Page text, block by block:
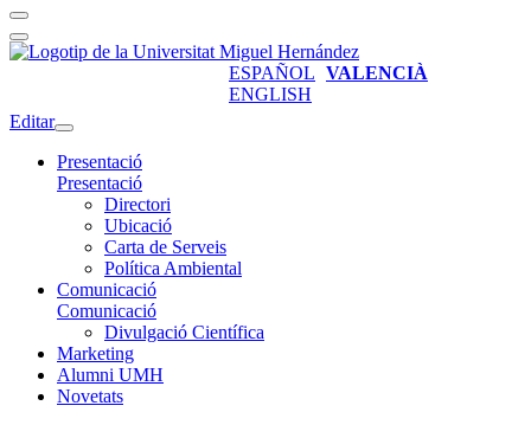
ESPAÑOL VALENCIÀ
ENGLISH
Editar
Presentació
Presentació
Directori
Ubicació
Carta de Serveis
Política Ambiental
Comunicació
Comunicació
Divulgació Científica
Marketing
Alumni UMH
Novetats